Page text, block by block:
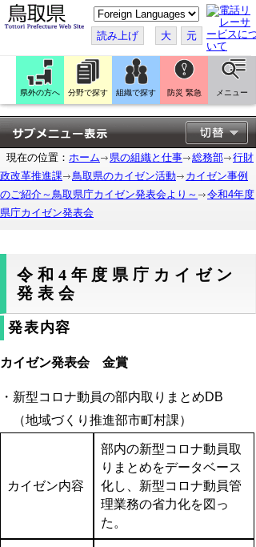
こ
の
ペ
ー
ジ
翻
訳
す
る
読み上げ 大 元
県外の方へ 分野で探す 組織で探す 防災 緊急 メニュー
現在の位置： ホーム 県の組織と仕事 総務部
行財
政改革推進課
鳥取県のカイゼン活動
カイゼン事例
のご紹介～鳥取県庁カイゼン発表会より～
令和4年度
県庁カイゼン発表会
令和4年度県庁カイゼン
発表会
発表内容
カイゼン発表会 金賞
・新型コロナ動員の部内取りまとめDB
（地域づくり推進部市町村課）
カイゼン内容
部内の新型コロナ動員取
りまとめをデータベース
化し、新型コロナ動員管
理業務の省力化を図っ
た。